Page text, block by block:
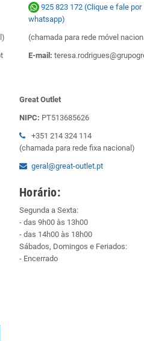
925 823 172 (Clique e fale por
whatsapp)
(chamada para rede móvel
E-mail:
Great Outlet
NIPC: PT513685626
+351 214 324 114
(chamada para rede fixa nacional)
geral@great-outlet.pt
Horário:
Segunda a Sexta:
- das 9h00 às 13h00
- das 14h00 às 18h00
Sábados, Domingos e Feriados:
- Encerrado